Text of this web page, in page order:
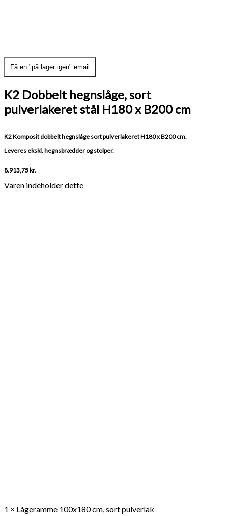
K2 Dobbelt hegnslåge, sort
pulverlakeret stål H180 x B200 cm
8.913,75 kr.
K2 Komposit dobbelt hegnslåge sort pulverlakeret H180 x B200 cm.
Leveres ekskl. hegnsbrædder og stolper.
1 × Lågeramme 100x180 cm, sort pulverlak
Få en "på lager igen" email